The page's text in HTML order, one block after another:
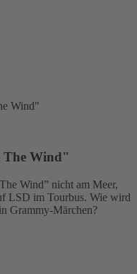
Wind"
The Wind"
Wind” nicht am Meer,
LSD im Tourbus. Wie wird
Grammy-Märchen?